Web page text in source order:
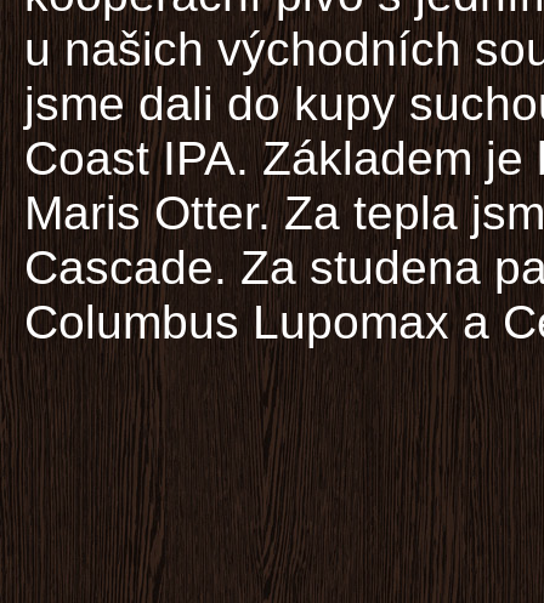
u našich východních
jsme dali do kupy
Coast IPA. Základem
Maris Otter. Za tepla
Cascade. Za studena
Columbus Lupomax a